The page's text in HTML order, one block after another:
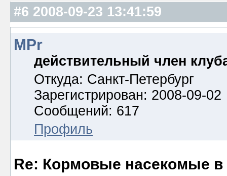
#6 2008-09-23 13:41:59
MPr
действительный член
Откуда: Санкт-Петербург
Зарегистрирован: 2008-09-02
Сообщений: 617
Профиль
Re: Кормовые насекомые в